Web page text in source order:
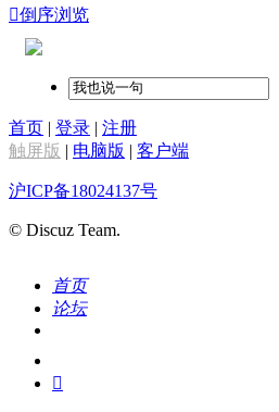
倒序浏览
首页 | 登录 | 注册
触屏版 | 电脑版 | 客户端
沪ICP备18024137号
© Discuz Team.
首页
论坛
我的
